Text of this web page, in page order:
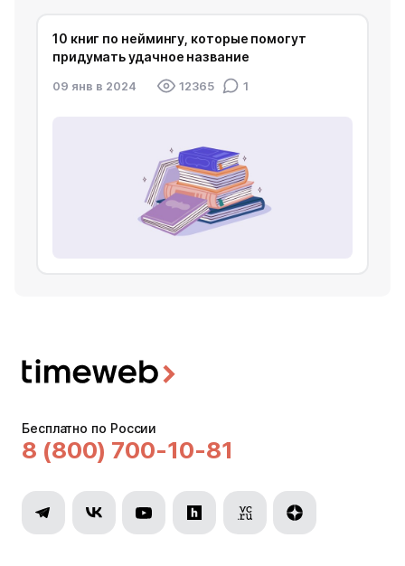
10 книг по неймингу, которые помогут
придумать удачное название
09 янв в 2024 12365 1
Бесплатно по России
8 (800) 700-10-81